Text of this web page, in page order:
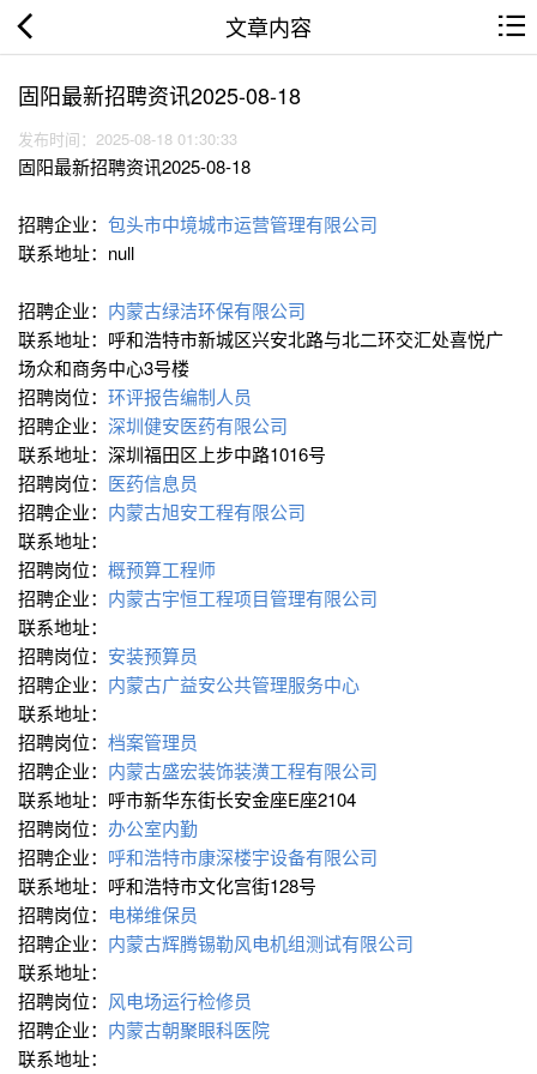
文章内容
固阳最新招聘资讯2025-08-18
发布时间：2025-08-18 01:30:33
固阳最新招聘资讯2025-08-18
招聘企业： 包头市中境城市运营管理有限公司
联系地址：null
招聘企业： 内蒙古绿洁环保有限公司
联系地址：呼和浩特市新城区兴安北路与北二环交汇处喜悦广
场众和商务中心3号楼
招聘岗位： 环评报告编制人员
招聘企业： 深圳健安医药有限公司
联系地址：深圳福田区上步中路1016号
招聘岗位： 医药信息员
招聘企业： 内蒙古旭安工程有限公司
联系地址：
招聘岗位： 概预算工程师
招聘企业： 内蒙古宇恒工程项目管理有限公司
联系地址：
招聘岗位： 安装预算员
招聘企业： 内蒙古广益安公共管理服务中心
联系地址：
招聘岗位： 档案管理员
招聘企业： 内蒙古盛宏装饰装潢工程有限公司
联系地址：呼市新华东街长安金座E座2104
招聘岗位： 办公室内勤
招聘企业： 呼和浩特市康深楼宇设备有限公司
联系地址：呼和浩特市文化宫街128号
招聘岗位： 电梯维保员
招聘企业： 内蒙古辉腾锡勒风电机组测试有限公司
联系地址：
招聘岗位： 风电场运行检修员
招聘企业： 内蒙古朝聚眼科医院
联系地址：